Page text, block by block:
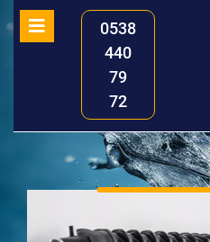
Open
0538
440
79
72